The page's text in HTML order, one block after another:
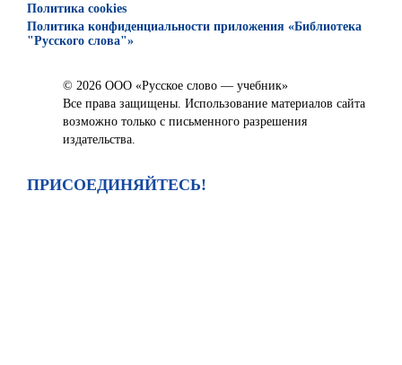
Политика cookies
Политика конфиденциальности приложения «Библиотека
"Русского слова"»
© 2026 ООО «Русское слово — учебник»
Все права защищены. Использование материалов сайта
возможно только с письменного разрешения
издательства.
ПРИСОЕДИНЯЙТЕСЬ!